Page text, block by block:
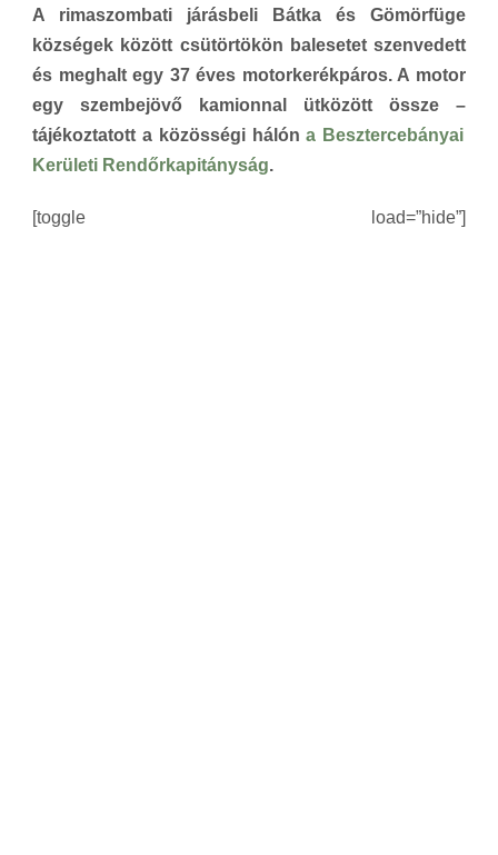
A rimaszombati járásbeli Bátka és Gömörfüge
községek között csütörtökön balesetet szenvedett
és meghalt egy 37 éves motorkerékpáros. A motor
egy szembejövő kamionnal ütközött össze –
tájékoztatott a közösségi hálóna Besztercebányai
Kerületi Rendőrkapitányság.
[toggle load=”hide”]